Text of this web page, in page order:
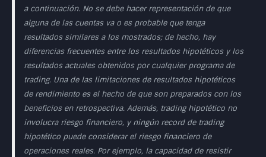
a continuación. No se debe hacer representación de que
alguna de las cuentas va o es probable que tenga
resultados similares a los mostrados; de hecho, hay
diferencias frecuentes entre los resultados hipotéticos y los
resultados actuales obtenidos por cualquier programa de
trading. Una de las limitaciones de resultados hipotéticos
de rendimiento es el hecho de que son preparados con los
beneficios en retrospectiva. Además, trading hipotético no
involucra riesgo financiero, y ningún record de trading
hipotético puede considerar el riesgo financiero de
operaciones reales. Por ejemplo, la capacidad de resistir